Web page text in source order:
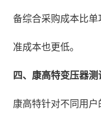
备综合采购成本比
准成本也更低。
四、康高特变压器
康高特针对不同用